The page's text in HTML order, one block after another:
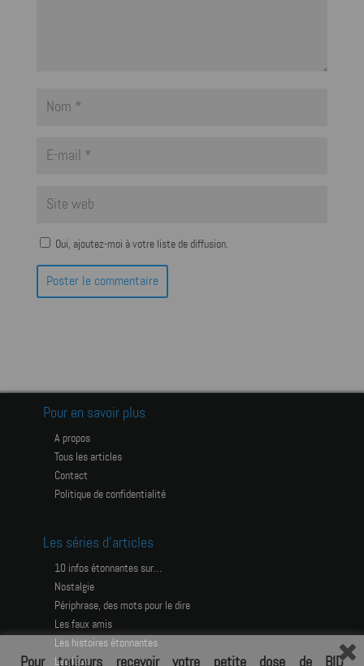
Oui, ajoutez-moi à votre liste de diffusion.
Pour en savoir plus
A propos
Tous les articles
Contact
Politique de confidentialité
Les séries d’articles
10 infos étonnantes sur…
Nostalgie
Périphrase, des mots pour le dire
Les faux amis
Les histoires étonnantes
Les jeux